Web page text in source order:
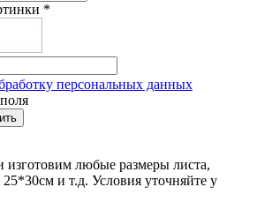
*
персональных данных
изготовим любые размеры листа,
и т.д. Условия уточняйте у